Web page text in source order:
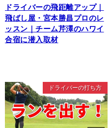
ドライバーの飛距離アップ｜
飛ばし屋・宮本勝昌プロのレ
ッスン｜チーム芹澤のハワイ
合宿に潜入取材
ドライバーの打ち方